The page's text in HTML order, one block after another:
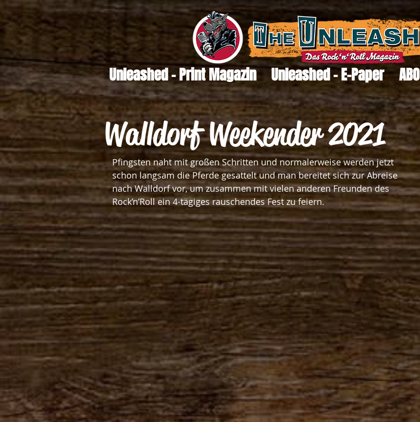
Unleashed - Print Magazin Unleashed - E-Paper ABO
Walldorf Weekender 2021
Pfingsten naht mit großen Schritten und normalerweise werden jetzt
schon langsam die Pferde gesattelt und man bereitet sich zur Abreise
nach Walldorf vor, um zusammen mit vielen anderen Freunden des
Rock’n’Roll ein 4-tägiges rauschendes Fest zu feiern.